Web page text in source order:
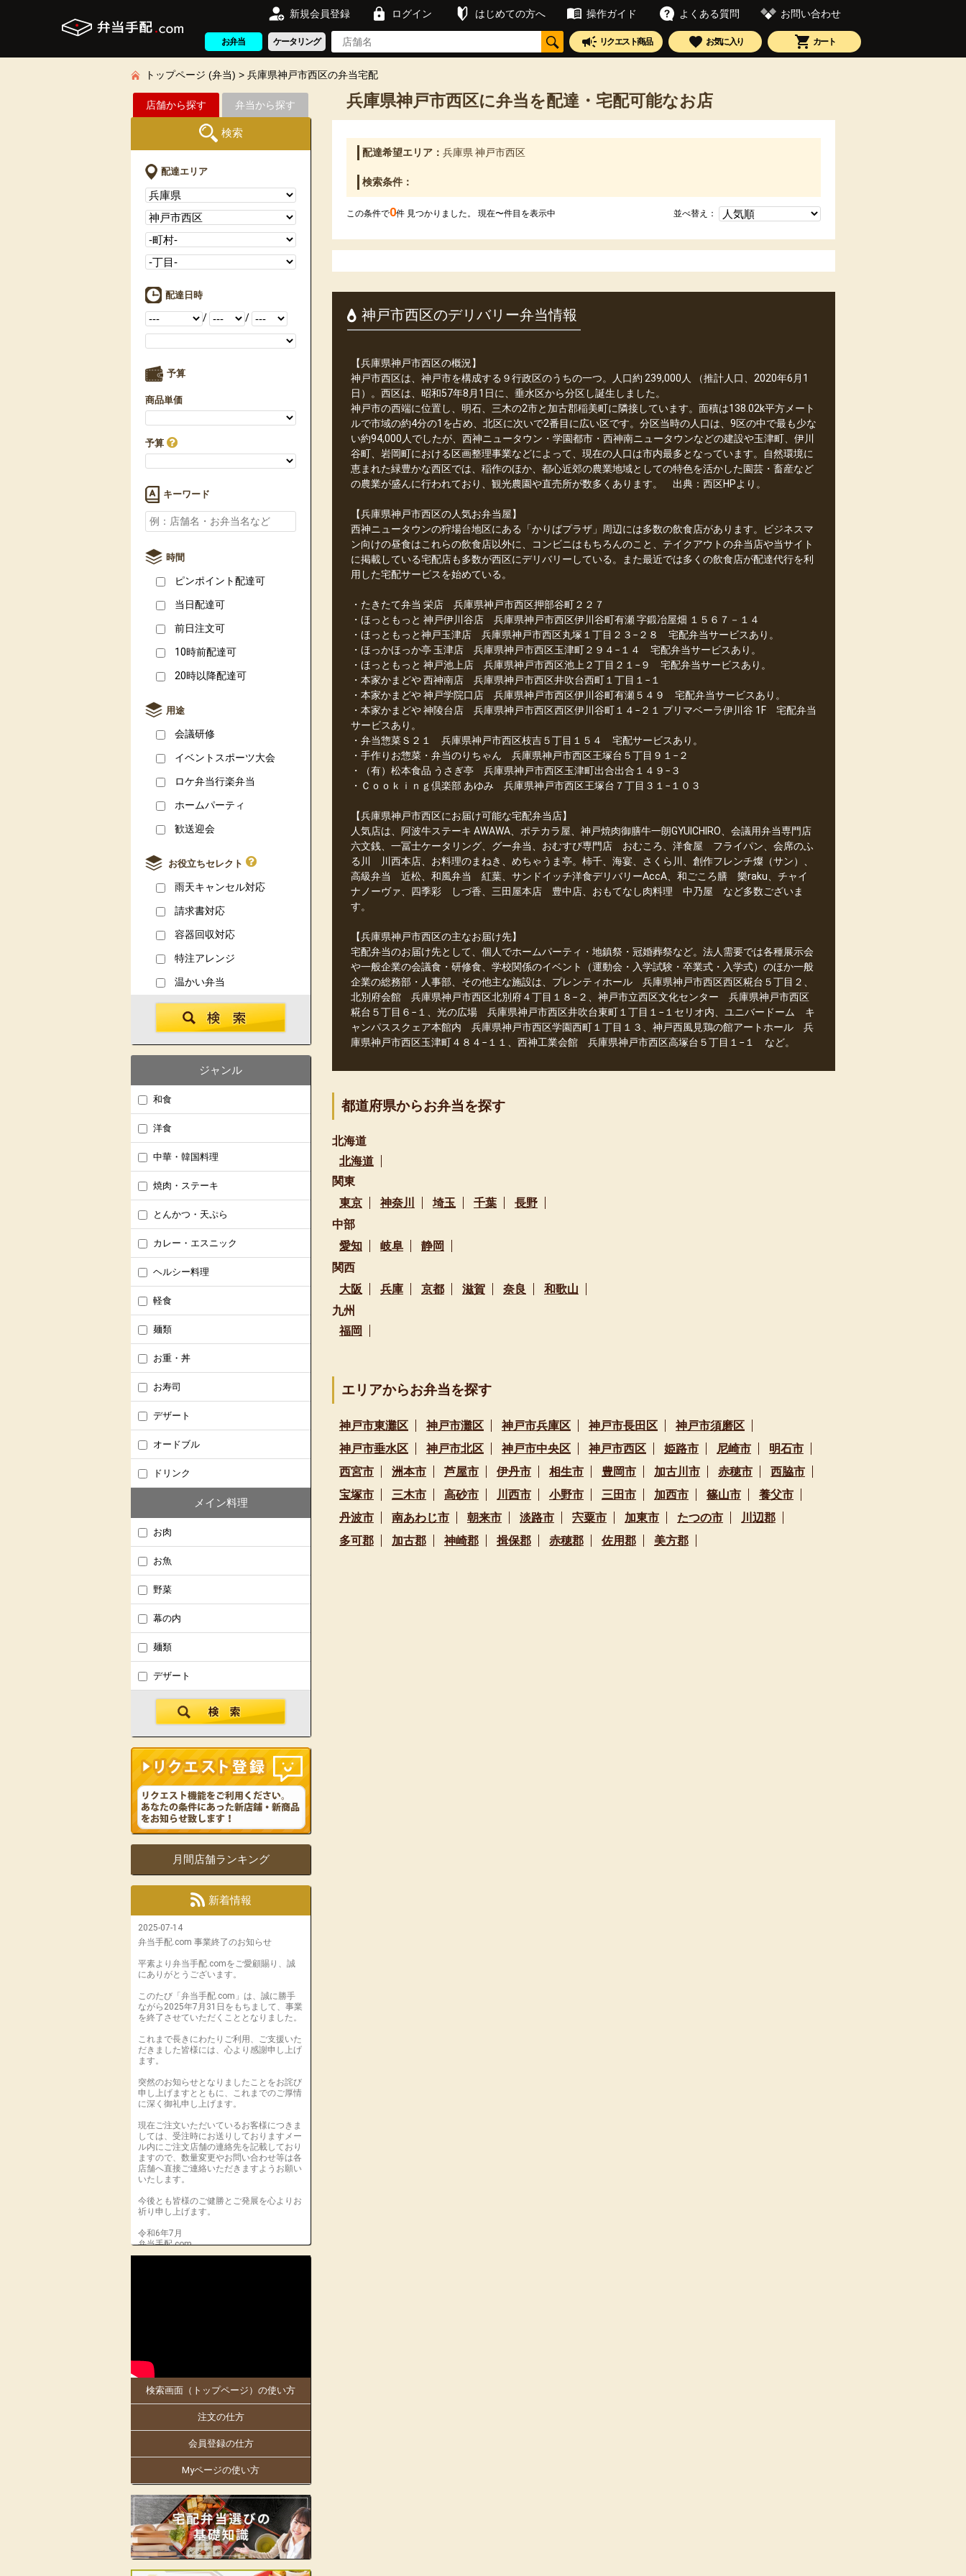
新規会員登録 ログイン はじめての方へ 操作ガイド よくある質問 お問い合わせ
お弁当 ケータリング リクエスト商品 お気に入り カート
トップページ (弁当) 兵庫県神戸市西区の弁当宅配
店舗から探す 弁当から探す
検索
配達エリア
配達日時
/ /
予算
商品単価
予算
キーワード
時間
ピンポイント配達可
当日配達可
前日注文可
10時前配達可
20時以降配達可
用途
会議研修
イベントスポーツ大会
ロケ弁当行楽弁当
ホームパーティ
歓送迎会
お役立ちセレクト
雨天キャンセル対応
請求書対応
容器回収対応
特注アレンジ
温かい弁当
ジャンル
和食
洋食
中華・韓国料理
焼肉・ステーキ
とんかつ・天ぷら
カレー・エスニック
ヘルシー料理
軽食
麺類
お重・丼
お寿司
デザート
オードブル
ドリンク
メイン料理
お肉
お魚
野菜
幕の内
麺類
デザート
月間店舗ランキング
新着情報
2025-07-14
弁当手配.com 事業終了のお知らせ
平素より弁当手配.comをご愛顧賜り、誠
にありがとうございます。
このたび「弁当手配.com」は、誠に勝手
ながら2025年7月31日をもちまして、事業
を終了させていただくこととなりました。
これまで長きにわたりご利用、ご支援いた
だきました皆様には、心より感謝申し上げ
ます。
突然のお知らせとなりましたことをお詫び
申し上げますとともに、これまでのご厚情
に深く御礼申し上げます。
現在ご注文いただいているお客様につきま
しては、受注時にお送りしておりますメー
ル内にご注文店舗の連絡先を記載しており
ますので、数量変更やお問い合わせ等は各
店舗へ直接ご連絡いただきますようお願い
いたします。
今後とも皆様のご健勝とご発展を心よりお
祈り申し上げます。
令和6年7月
弁当手配.com
伝統の味を大阪・京都でもお楽しみくださ
い。
大阪万博にも出店中!人気商品の「まねき
のえきそば」の出汁を隠し味に使ったり
と、「お料理のまねき」でしかできない味
め込んでおります。
姫路駅の駅弁をはじめ、地域の仕出しやロ
ケ弁、様々なお集りのお弁当などを手掛け
ています。
ある老舗の味をお楽しみいただけます。
見た目も美しく楽しいお弁当をご提供し、
皆様の会合に彩りをお届けします。
店舗詳細ページはこちらから!
検索画面（トップページ）の使い方
注文の仕方
会員登録の仕方
Myページの使い方
兵庫県神戸市西区に弁当を配達・宅配可能なお店
配達希望エリア： 兵庫県 神戸市西区
検索条件：
この条件で0件 見つかりました。 現在〜件目を表示中 並べ替え：
神戸市西区のデリバリー弁当情報
【兵庫県神戸市西区の概況】
神戸市西区は、神戸市を構成する９行政区のうちの一つ。人口約 239,000人 （推計人口、2020年6月1
日）。西区は、昭和57年8月1日に、垂水区から分区し誕生しました。
神戸市の西端に位置し、明石、三木の2市と加古郡稲美町に隣接しています。面積は138.02k平方メート
ルで市域の約4分の1を占め、北区に次いで2番目に広い区です。分区当時の人口は、9区の中で最も少な
い約94,000人でしたが、西神ニュータウン・学園都市・西神南ニュータウンなどの建設や玉津町、伊川
谷町、岩岡町における区画整理事業などによって、現在の人口は市内最多となっています。自然環境に
恵まれた緑豊かな西区では、稲作のほか、都心近郊の農業地域としての特色を活かした園芸・畜産など
の農業が盛んに行われており、観光農園や直売所が数多くあります。 出典：西区HPより。
【兵庫県神戸市西区の人気お弁当屋】
西神ニュータウンの狩場台地区にある「かりばプラザ」周辺には多数の飲食店があります。ビジネスマ
ン向けの昼食はこれらの飲食店以外に、コンビニはもちろんのこと、テイクアウトの弁当店や当サイト
に掲載している宅配店も多数が西区にデリバリーしている。また最近では多くの飲食店が配達代行を利
用した宅配サービスを始めている。
・たきたて弁当 栄店 兵庫県神戸市西区押部谷町２２７
・ほっともっと 神戸伊川谷店 兵庫県神戸市西区伊川谷町有瀬 字鍛冶屋畑 １５６７－１４
・ほっともっと神戸玉津店 兵庫県神戸市西区丸塚１丁目２３−２８ 宅配弁当サービスあり。
・ほっかほっか亭 玉津店 兵庫県神戸市西区玉津町２９４−１４ 宅配弁当サービスあり。
・ほっともっと 神戸池上店 兵庫県神戸市西区池上２丁目２１−９ 宅配弁当サービスあり。
・本家かまどや 西神南店 兵庫県神戸市西区井吹台西町１丁目１−１
・本家かまどや 神戸学院口店 兵庫県神戸市西区伊川谷町有瀬５４９ 宅配弁当サービスあり。
・本家かまどや 神陵台店 兵庫県神戸市西区西区伊川谷町１４−２１ プリマベーラ伊川谷 1F 宅配弁当
サービスあり。
・弁当惣菜Ｓ２１ 兵庫県神戸市西区枝吉５丁目１５４ 宅配サービスあり。
・手作りお惣菜・弁当のりちゃん 兵庫県神戸市西区王塚台５丁目９１−２
・（有）松本食品 うさぎ亭 兵庫県神戸市西区玉津町出合出合１４９−３
・Ｃｏｏｋｉｎｇ倶楽部 あゆみ 兵庫県神戸市西区王塚台７丁目３１−１０３
【兵庫県神戸市西区にお届け可能な宅配弁当店】
人気店は、阿波牛ステーキ AWAWA、ポテカラ屋、神戸焼肉御膳牛一朗GYUICHIRO、会議用弁当専門店
六文銭、一冨士ケータリング、グー弁当、おむすび専門店 おむころ、洋食屋 フライパン、会席のふ
る川 川西本店、お料理のまねき、めちゃうま亭。柿千、海宴、さくら川、創作フレンチ燦（サン）、
高級弁当 近松、和風弁当 紅葉、サンドイッチ洋食デリバリーAccA、和ごころ膳 樂raku、チャイ
ナノーヴァ、四季彩 しづ香、三田屋本店 豊中店、おもてなし肉料理 中乃屋 など多数ございま
す。
【兵庫県神戸市西区の主なお届け先】
宅配弁当のお届け先として、個人でホームパーティ・地鎮祭・冠婚葬祭など。法人需要では各種展示会
や一般企業の会議食・研修食、学校関係のイベント（運動会・入学試験・卒業式・入学式）のほか一般
企業の総務部・人事部、その他主な施設は、プレンティホール 兵庫県神戸市西区西区糀台５丁目２、
北別府会館 兵庫県神戸市西区北別府４丁目１８−２、神戸市立西区文化センター 兵庫県神戸市西区
糀台５丁目６−１、光の広場 兵庫県神戸市西区井吹台東町１丁目１−１セリオ内、ユニバードーム キ
ャンパススクェア本館内 兵庫県神戸市西区学園西町１丁目１３、神戸西風見鶏の館アートホール 兵
庫県神戸市西区玉津町４８４−１１、西神工業会館 兵庫県神戸市西区高塚台５丁目１−１ など。
都道府県からお弁当を探す
北海道
北海道
関東
東京 神奈川 埼玉 千葉 長野
中部
愛知 岐阜 静岡
関西
大阪 兵庫 京都 滋賀 奈良 和歌山
九州
福岡
エリアからお弁当を探す
神戸市東灘区 神戸市灘区 神戸市兵庫区 神戸市長田区
神戸市須磨区
神戸市垂水区
神戸市北区 神戸市中央区 神戸市西区 姫路市 尼崎市
明石市
西宮市
洲本市 芦屋市 伊丹市 相生市 豊岡市 加古川市 赤穂市
西脇市
宝塚市
三木市 高砂市 川西市 小野市 三田市 加西市 篠山市
養父市
丹波市
南あわじ市 朝来市 淡路市 宍粟市 加東市 たつの市
川辺郡
多可郡
加古郡 神崎郡 揖保郡 赤穂郡 佐用郡 美方郡